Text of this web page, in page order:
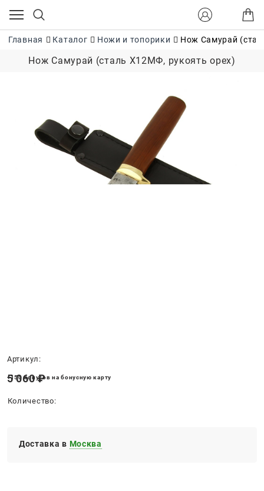
Главная Каталог Ножи и топорики Нож Самурай
Нож Самурай (сталь Х12МФ, рукоять орех)
Артикул:
5 060 ₽
+150 бонусов на бонусную карту
Количество:
Доставка в Москва